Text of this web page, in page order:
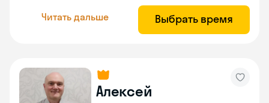
Читать дальше Выбрать время
Алексей